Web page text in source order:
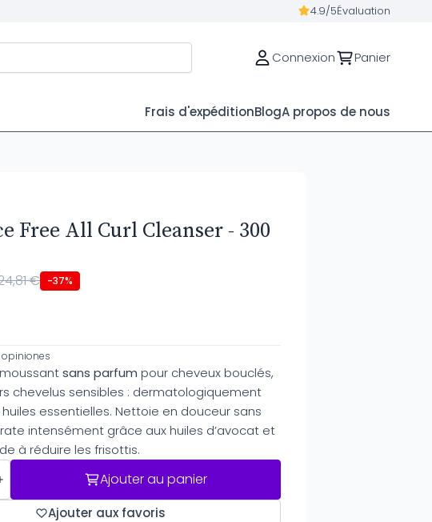
4.9/5Évaluation
Connexion Panier
Frais d'expéditionBlogA propos de nous
Free All Curl Cleanser - 300
€ -37%
opiniones
sans parfum pour cheveux bouclés,
chevelus sensibles : dermatologiquement
essentielles. Nettoie en douceur sans
intensément grâce aux huiles d’avocat et
à réduire les frisottis.
Ajouter au panier
Ajouter aux favoris